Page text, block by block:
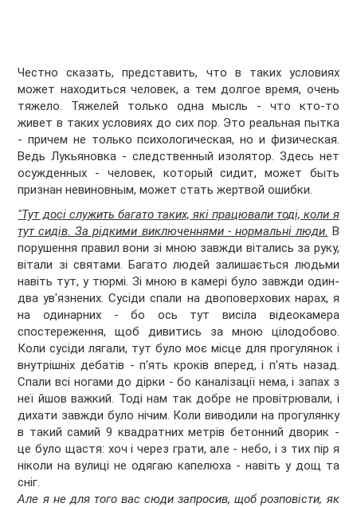
Честно сказать, представить, что в таких условиях
может находиться человек, а тем долгое время, очень
тяжело. Тяжелей только одна мысль - что кто-то
живет в таких условиях до сих пор. Это реальная пытка
- причем не только психологическая, но и физическая.
Ведь Лукьяновка - следственный изолятор. Здесь нет
осужденных - человек, который сидит, может быть
признан невиновным, может стать жертвой ошибки.
"Тут досі служить багато таких, які працювали тоді, коли я
тут сидів. За рідкими виключеннями - нормальні люди. В
порушення правил вони зі мною завжди вітались за руку,
вітали зі святами. Багато людей залишається людьми
навіть тут, у тюрмі. Зі мною в камері було завжди один-
два ув'язнених. Сусіди спали на двоповерхових нарах, я
на одинарних - бо ось тут висіла відеокамера
спостереження, щоб дивитись за мною цілодобово.
Коли сусіди лягали, тут було моє місце для прогулянок і
внутрішніх дебатів - п'ять кроків вперед, і п'ять назад.
Спали всі ногами до дірки - бо каналізації нема, і запах з
неї йшов важкий. Тоді нам так добре не провітрювали, і
дихати завжди було нічим. Коли виводили на прогулянку
в такий самий 9 квадратних метрів бетонний дворик -
це було щастя: хоч і через грати, але - небо, і з тих пір я
ніколи на вулиці не одягаю капелюха - навіть у дощ та
сніг.
Але я не для того вас сюди запросив, щоб розповісти, як